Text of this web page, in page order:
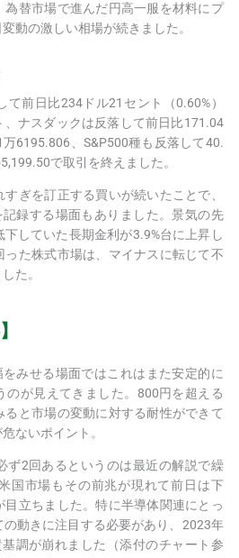
替市場で進んだ円高一服を材料にプ
動の激しい相場が続きました。
前日比234ドル21セント（0.60%）
ナスダックは反落して前日比171.04
6195.806、S&P500種も反落して40.
で取引を終えました。
ぎを訂正する買いが続いたことで、
録する場面もありました。景気の先
していた長期金利が3.9%台に上昇し
った株式市場は、マイナスに転じて不
た。
みせる場面ではこれはまた安定的に
のが見えてきました。800円を超える
と市場の変動に対する耐性ができて
ないポイント。
ず2回あるというのは最近の解説で繰
国市場もその前兆が現れて前日は下
立ちました。特に半導体関連にとっ
動きに注目する必要があり、2023年
調が崩れました（添付のチャート参